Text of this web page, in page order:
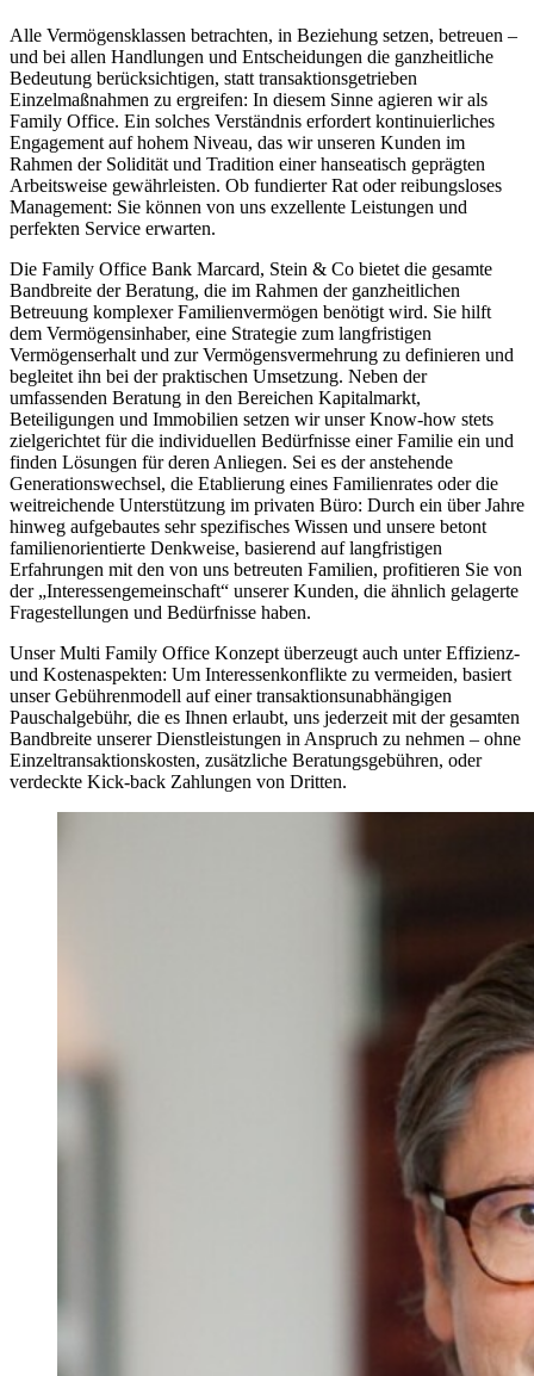
Alle Vermögensklassen betrachten, in Beziehung setzen, betreuen –
und bei allen Handlungen und Entscheidungen die ganzheitliche
Bedeutung berücksichtigen, statt transaktionsgetrieben
Einzelmaßnahmen zu ergreifen: In diesem Sinne agieren wir als
Family Office. Ein solches Verständnis erfordert kontinuierliches
Engagement auf hohem Niveau, das wir unseren Kunden im
Rahmen der Solidität und Tradition einer hanseatisch geprägten
Arbeitsweise gewährleisten. Ob fundierter Rat oder reibungsloses
Management: Sie können von uns exzellente Leistungen und
perfekten Service erwarten.
Die Family Office Bank Marcard, Stein & Co bietet die gesamte
Bandbreite der Beratung, die im Rahmen der ganzheitlichen
Betreuung komplexer Familienvermögen benötigt wird. Sie hilft
dem Vermögensinhaber, eine Strategie zum langfristigen
Vermögenserhalt und zur Vermögensvermehrung zu definieren und
begleitet ihn bei der praktischen Umsetzung. Neben der
umfassenden Beratung in den Bereichen Kapitalmarkt,
Beteiligungen und Immobilien setzen wir unser Know-how stets
zielgerichtet für die individuellen Bedürfnisse einer Familie ein und
finden Lösungen für deren Anliegen. Sei es der anstehende
Generationswechsel, die Etablierung eines Familienrates oder die
weitreichende Unterstützung im privaten Büro: Durch ein über Jahre
hinweg aufgebautes sehr spezifisches Wissen und unsere betont
familienorientierte Denkweise, basierend auf langfristigen
Erfahrungen mit den von uns betreuten Familien, profitieren Sie von
der „Interessengemeinschaft“ unserer Kunden, die ähnlich gelagerte
Fragestellungen und Bedürfnisse haben.
Unser Multi Family Office Konzept überzeugt auch unter Effizienz-
und Kostenaspekten: Um Interessenkonflikte zu vermeiden, basiert
unser Gebührenmodell auf einer transaktionsunabhängigen
Pauschalgebühr, die es Ihnen erlaubt, uns jederzeit mit der gesamten
Bandbreite unserer Dienstleistungen in Anspruch zu nehmen – ohne
Einzeltransaktionskosten, zusätzliche Beratungsgebühren, oder
verdeckte Kick-back Zahlungen von Dritten.